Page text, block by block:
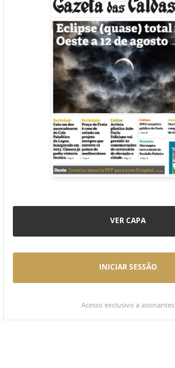
VER CAPA
INICIAR SESSÃO
Acesso exclusivo a assinantes